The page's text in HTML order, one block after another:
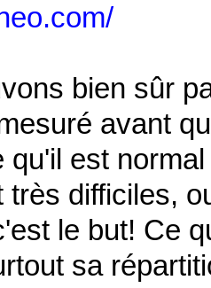
bien sûr
avant
qu'il est
très difficiles,
le but! Ce
sa